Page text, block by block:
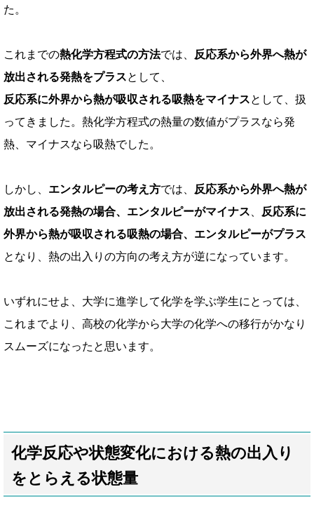
た。
これまでの熱化学方程式の方法では、 反応系から外界へ熱が
放出される発熱をプラスとして、
反応系に外界から熱が吸収される吸熱をマイナスとして、 扱
ってきました。 熱化学方程式の熱量の数値がプラスなら発
熱、マイナスなら吸熱でした。
しかし、 エンタルピーの考え方では、 反応系から外界へ熱が
放出される発熱の場合、エンタルピーがマイナス、 反応系に
外界から熱が吸収される吸熱の場合、エンタルピーがプラス
となり、 熱の出入りの方向の考え方が逆になっています。
いずれにせよ、大学に進学して化学を学ぶ学生にとっては、
これまでより、高校の化学から大学の化学への移行がかなり
スムーズになったと思います。
化学反応や状態変化における熱の出入り
をとらえる状態量